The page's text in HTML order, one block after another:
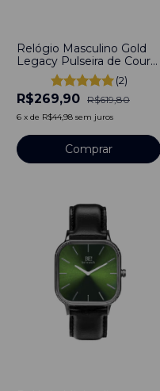
Relógio Masculino Gold
Legacy Pulseira de Couro
Preto 40mm Minimalista
Aço Inoxidável banhado a
titânio
(2)
R$269,90 R$619,80
6 x de R$44,98 sem juros
Comprar